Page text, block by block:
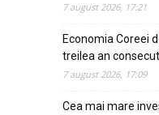
7 august 2026, 17:21
Economia Coreei
treilea an
7 august 2026, 17:09
Cea mai mare